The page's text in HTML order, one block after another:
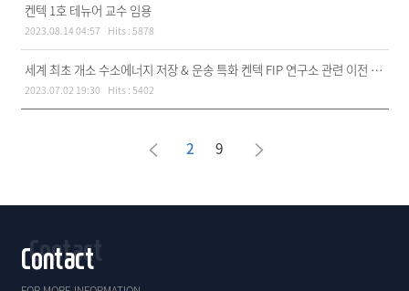
켄텍 1호 테뉴어 교수 임용
2023.08.14 04:57 Hits : 5878
세계 최초 개소 수소에너지 저장 & 운송 특화 켄텍 FIP 연구소 관련 이전 기사
2023.07.02 19:30 Hits : 5402
2 9
Contact